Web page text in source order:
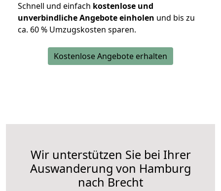
Schnell und einfach kostenlose und
unverbindliche Angebote einholen und bis zu
ca. 60 % Umzugskosten sparen.
Kostenlose Angebote erhalten
Wir unterstützen Sie bei Ihrer
Auswanderung von Hamburg
nach Brecht